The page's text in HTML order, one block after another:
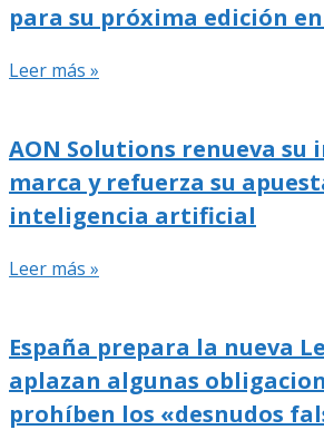
para su próxima edición
Leer más »
AON Solutions renueva su
marca y refuerza su
inteligencia artificial
Leer más »
España prepara la nueva
aplazan algunas
prohíben los «desnudos